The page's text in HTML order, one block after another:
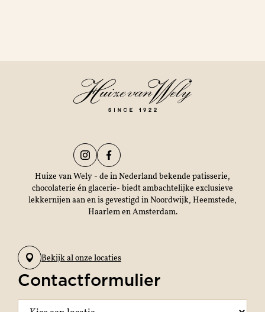
Huize van Wely - de in Nederland bekende patisserie,
chocolaterie én glacerie- biedt ambachtelijke exclusieve
lekkernijen aan en is gevestigd in Noordwijk, Heemstede,
Haarlem en Amsterdam.
Bekijk al onze locaties
Contactformulier